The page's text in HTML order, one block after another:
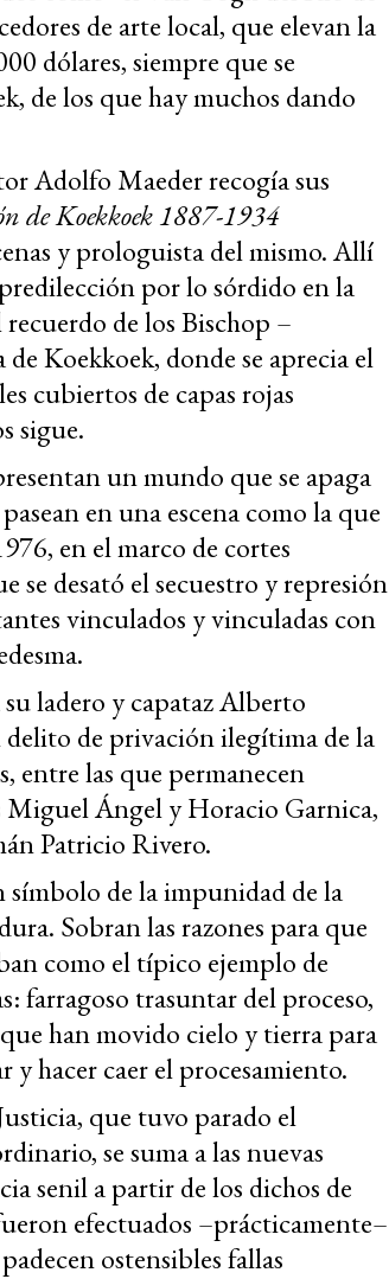
de arte local, que elevan la
dólares, siempre que se
de los que hay muchos dando
Adolfo Maeder recogía sus
de Koekkoek 1887-1934
y prologuista del mismo. Allí
por lo sórdido en la
recuerdo de los Bischop –
Koekkoek, donde se aprecia el
cubiertos de capas rojas
sigue.
un mundo que se apaga
en una escena como la que
en el marco de cortes
se desató el secuestro y represión
vinculados y vinculadas con
ladero y capataz Alberto
de privación ilegítima de la
entre las que permanecen
Miguel Ángel y Horacio Garnica,
Patricio Rivero.
símbolo de la impunidad de la
Sobran las razones para que
como el típico ejemplo de
farragoso trasuntar del proceso,
han movido cielo y tierra para
y hacer caer el procesamiento.
que tuvo parado el
se suma a las nuevas
senil a partir de los dichos de
efectuados –prácticamente–
ostensibles fallas